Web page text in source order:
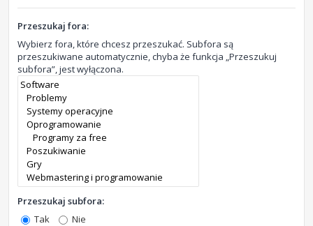
Przeszukaj fora:
Wybierz fora, które chcesz przeszukać. Subfora są
przeszukiwane automatycznie, chyba że funkcja „Przeszukuj
subfora”, jest wyłączona.
Przeszukaj subfora:
Tak
Nie